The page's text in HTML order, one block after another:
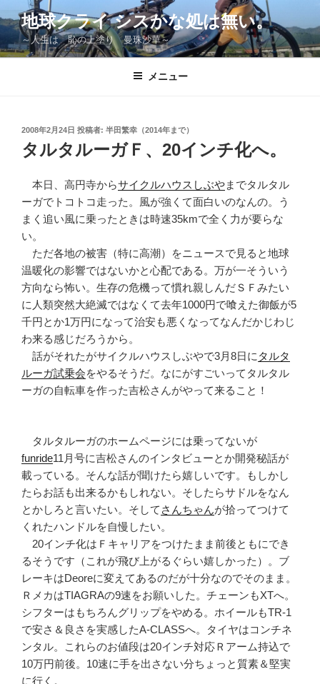
ン
テ
ン
地球クライ シスかな処は無い。
～人生は 恥の上塗り 曼珠沙華～
メニュー
投
稿
日:
2008年2月24日 投稿者: 半田繁幸（2014年まで）
タルタルーガＦ、20インチ化へ。
本日、高円寺からサイクルハウスしぶやまでタルタル
ーガでトコトコ走った。風が強くて面白いのなんの。う
まく追い風に乗ったときは時速35kmで全く力が要らな
い。
ただ各地の被害（特に高潮）をニュースで見ると地球
温暖化の影響ではないかと心配である。万が一そういう
方向なら怖い。生存の危機って慣れ親しんだＳＦみたい
に人類突然大絶滅ではなくて去年1000円で喰えた御飯が5
千円とか1万円になって治安も悪くなってなんだかじわじ
わ来る感じだろうから。
話がそれたがサイクルハウスしぶやで3月8日に タルタ
ルーガ試乗会をやるそうだ。なにがすごいってタルタル
ーガの自転車を作った吉松さんがやって来ること！
タルタルーガのホームページには乗ってないが
funride11月号に吉松さんのインタビューとか開発秘話が
載っている。そんな話が聞けたら嬉しいです。もしかし
たらお話も出来るかもしれない。そしたらサドルをなん
とかしろと言いたい。そして さんちゃんが拾ってつけて
くれたハンドルを自慢したい。
20インチ化はＦキャリアをつけたまま前後ともにでき
るそうです（これが飛び上がるぐらい嬉しかった）。ブ
レーキはDeoreに変えてあるのだが十分なのでそのまま。
ＲメカはTIAGRAの9速をお願いした。チェーンもXTへ。
シフターはもちろんグリップをやめる。ホイールもTR-1
で安さ＆良さを実感したA-CLASSへ。タイヤはコンチネ
ンタル。これらのお値段は20インチ対応Ｒアーム持込で
10万円前後。10速に手を出さない分ちょっと質素＆堅実
に行く。